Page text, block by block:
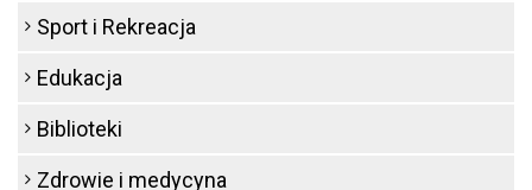
Sport i Rekreacja
Edukacja
Biblioteki
Zdrowie i medycyna